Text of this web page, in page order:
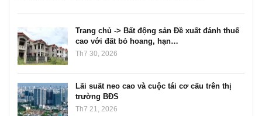
Trang chủ -> Bất động sản Đề xuất đánh thuế
cao với đất bỏ hoang, hạn…
Th7 30, 2026
Lãi suất neo cao và cuộc tái cơ cấu trên thị
trường BĐS
Th7 21, 2026